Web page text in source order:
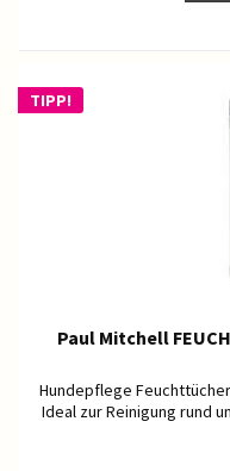
TIPP!
Paul Mitchell
Hundepflege
Ideal zur Reinigung rund